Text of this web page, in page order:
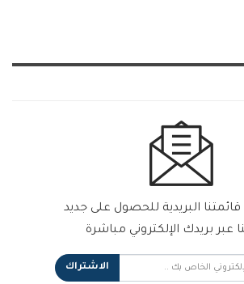
البريدية للحصول على جديد
عبر بريدك الإلكتروني مباشرة
الاشتراك